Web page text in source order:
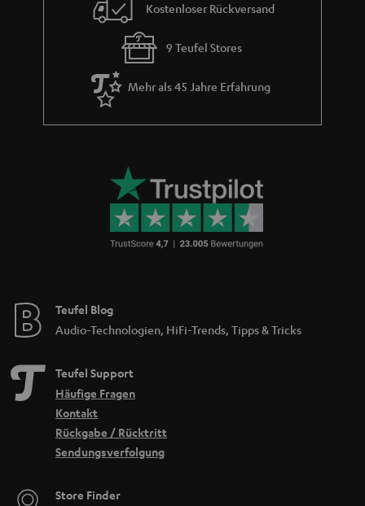
Kostenloser Rückversand
9 Teufel Stores
Mehr als 45 Jahre Erfahrung
Teufel Blog
Audio-Technologien, HiFi-Trends, Tipps & Tricks
Teufel Support
Häufige Fragen
Kontakt
Rückgabe / Rücktritt
Sendungsverfolgung
Store Finder